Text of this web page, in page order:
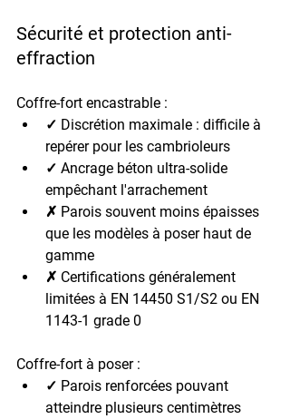
Sécurité et protection anti-
effraction
Coffre-fort encastrable :
✓ Discrétion maximale : difficile à
repérer pour les cambrioleurs
✓ Ancrage béton ultra-solide
empêchant l'arrachement
✗ Parois souvent moins épaisses
que les modèles à poser haut de
gamme
✗ Certifications généralement
limitées à EN 14450 S1/S2 ou EN
1143-1 grade 0
Coffre-fort à poser :
✓ Parois renforcées pouvant
atteindre plusieurs centimètres